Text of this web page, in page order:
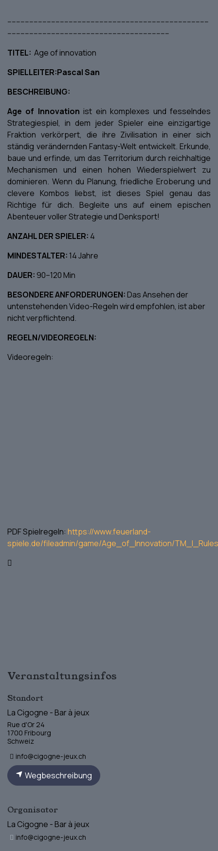
--------------------------------------------------------------------------------------------
--------------------------------------------------------------------------
TITEL: Age of innovation
SPIELLEITER:Pascal San
BESCHREIBUNG:
Age of Innovation ist ein komplexes und fesselndes
Strategiespiel, in dem jeder Spieler eine einzigartige
Fraktion verkörpert, die ihre Zivilisation in einer sich
ständig verändernden Fantasy-Welt entwickelt. Erkunde,
baue und erfinde, um das Territorium durch reichhaltige
Mechanismen und einen hohen Wiederspielwert zu
dominieren. Wenn du Planung, friedliche Eroberung und
clevere Kombos liebst, ist dieses Spiel genau das
Richtige für dich. Begleite uns auf einem epischen
Abenteuer voller Strategie und Denksport!
ANZAHL DER SPIELER: 4
MINDESTALTER: 14 Jahre
DAUER: 90–120 Min
BESONDERE ANFORDERUNGEN:Das Ansehen der
untenstehenden Video-Regeln wird empfohlen, ist aber
nicht verpflichtend.
REGELN/VIDEOREGELN:
Videoregeln:
PDF Spielregeln: https://www.feuerland-
spiele.de/fileadmin/game/Age_of_Innovation/
Veranstaltungsinfos
Standort
La Cigogne - Bar à jeux
Rue d'Or 24
1700 Fribourg
Schweiz
info@cigogne-jeux.ch
Wegbeschreibung
Organisator
La Cigogne - Bar à jeux
info@cigogne-jeux.ch